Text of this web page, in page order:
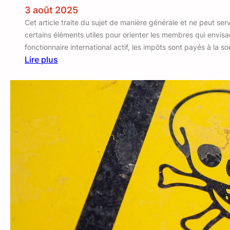
s
e
S
a
l
3 août 2025
Cet article traite du sujet de manière générale et ne peut
certains éléments utiles pour orienter les membres qui
fonctionnaire international actif, les impôts sont payés à la
Lire plus
I
t
s
r